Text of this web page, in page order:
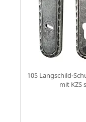
105 Langschild-
mit KZS